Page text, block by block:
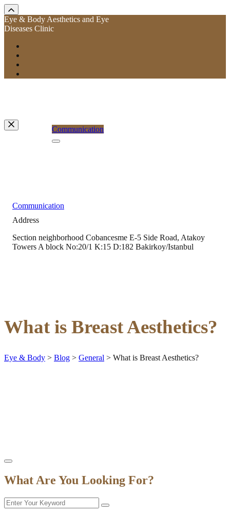
Eye & Body Aesthetics and Eye
Diseases Clinic
Communication
Communication
Address
Section neighborhood Cobancesme E-5 Side Road, Atakoy
Towers A block No:20/1 K:15 D:182 Bakirkoy/Istanbul
What is Breast Aesthetics?
Eye & Body > Blog > General > What is Breast Aesthetics?
What Are You Looking For?